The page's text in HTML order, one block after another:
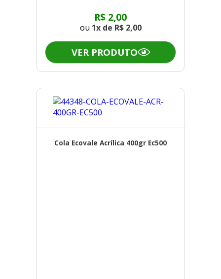
R$ 2,00
ou 1x de R$ 2,00
VER PRODUTO
Cola Ecovale Acrílica 400gr Ec500